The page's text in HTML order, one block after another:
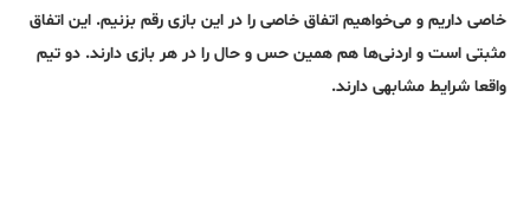
خاصی داریم و می‌خواهیم اتفاق خاصی را در این بازی رقم بزنیم. این اتفاق
مثبتی است و اردنی‌ها هم همین حس و حال را در هر بازی دارند. دو تیم
واقعا شرایط مشابهی دارند.